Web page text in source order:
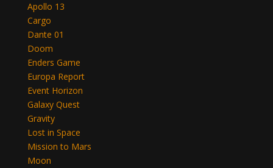
Apollo 13
Cargo
Dante 01
Doom
Enders Game
Europa Report
Event Horizon
Galaxy Quest
Gravity
Lost in Space
Mission to Mars
Moon